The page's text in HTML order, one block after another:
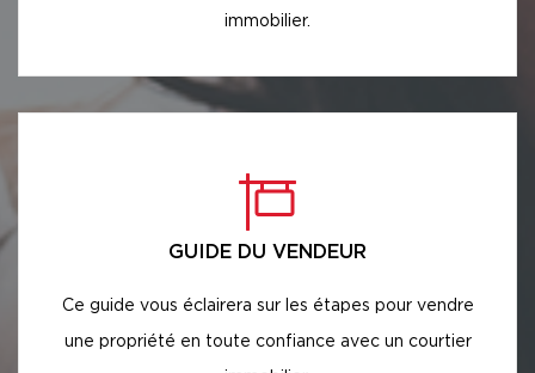
immobilier.
GUIDE DU VENDEUR
Ce guide vous éclairera sur les étapes pour vendre
une propriété en toute confiance avec un courtier